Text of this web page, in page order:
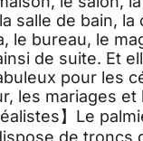
salle de bain, la
le bureau, le
de suite. Et
pour les
les mariages et
】Le
de troncs